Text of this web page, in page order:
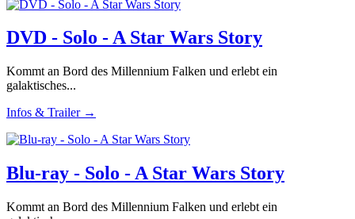
DVD - Solo - A Star Wars Story
Kommt an Bord des Millennium Falken und erlebt ein
galaktisches...
Infos & Trailer →
Blu-ray - Solo - A Star Wars Story
Kommt an Bord des Millennium Falken und erlebt ein